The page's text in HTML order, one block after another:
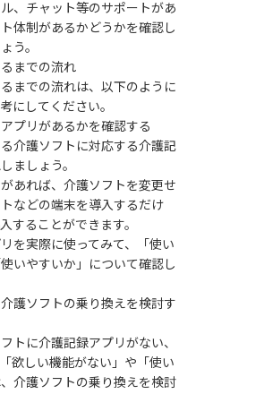
、チャット等のサポートがあ
体制があるかどうかを確認し
う。
までの流れ
までの流れは、以下のように
にしてください。
プリがあるかを確認する
介護ソフトに対応する介護記
ましょう。
あれば、介護ソフトを変更せ
などの端末を導入するだけ
することができます。
を実際に使ってみて、「使い
いやすいか」について確認し
護ソフトの乗り換えを検討す
トに介護記録アプリがない、
欲しい機能がない」や「使い
介護ソフトの乗り換えを検討